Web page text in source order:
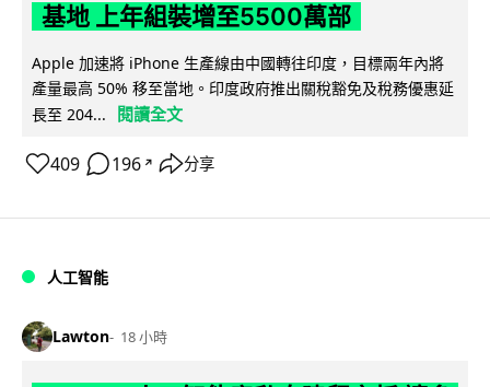
基地 上年組裝增至5500萬部
Apple 加速將 iPhone 生產線由中國轉往印度，目標兩年內將
產量最高 50% 移至當地。印度政府推出關稅豁免及稅務優惠延
長至 204...
閱讀全文
409 196 ↗ 分享
人工智能
Lawton 18 小時